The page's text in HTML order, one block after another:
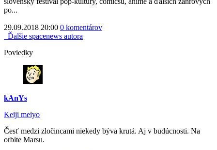
po...
29.09.2018 20:00 0 komentárov
Ďalšie spacenews autora
Poviedky
kAnYs
Keiji meiyo
Česť medzi zločincami niekedy býva krutá. Aj v budúcnosti. Na
orbite Marsu.